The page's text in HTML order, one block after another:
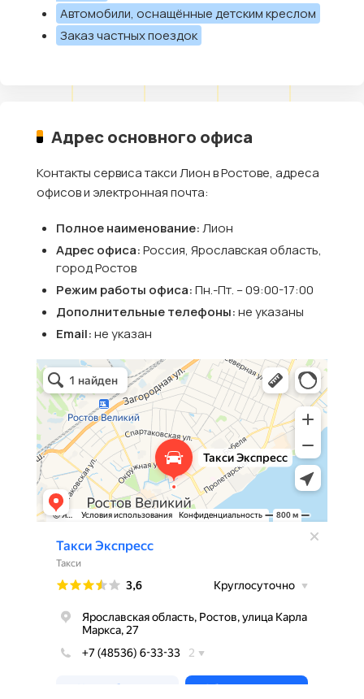
Автомобили, оснащённые детским креслом
Заказ частных поездок
Адрес основного офиса
Контакты сервиса такси Лион в Ростове, адреса
офисов и электронная почта:
Полное наименование:Лион
Адрес офиса:Россия, Ярославская область,
город Ростов
Режим работы офиса:Пн.-Пт. – 09:00-17:00
Дополнительные телефоны:не указаны
Email:не указан